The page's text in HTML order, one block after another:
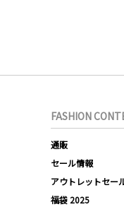
FASHION
通販
セール情報
アウトレットセー
福袋 2025